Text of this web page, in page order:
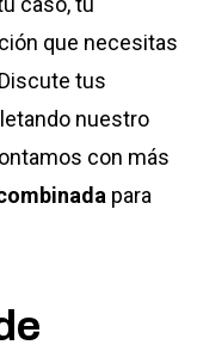
que necesitas
tus
nuestro
con más
para